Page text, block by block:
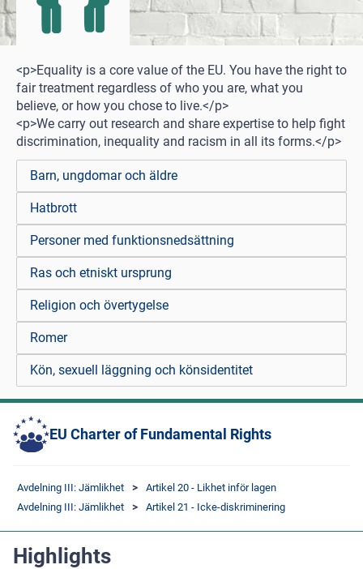
<p>Equality is a core value of the EU. You have the right to
fair treatment regardless of who you are, what you
believe, or how you chose to live.</p>
<p>We carry out research and share expertise to help fight
discrimination, inequality and racism in all its forms.</p>
Barn, ungdomar och äldre
Hatbrott
Personer med funktionsnedsättning
Ras och etniskt ursprung
Religion och övertygelse
Romer
Kön, sexuell läggning och könsidentitet
EU Charter of Fundamental Rights
Avdelning III: Jämlikhet
Artikel 20 - Likhet inför lagen
Avdelning III: Jämlikhet
Artikel 21 - Icke-diskriminering
Highlights